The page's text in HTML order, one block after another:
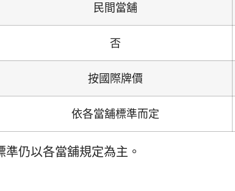
民間當舖
否
按國際牌價
依各當舖標準而定
仍以各當舖規定為主。